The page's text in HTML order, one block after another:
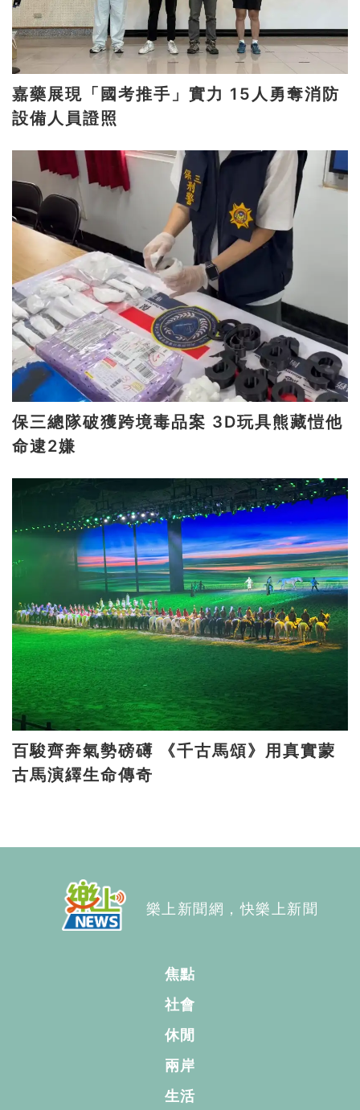
嘉藥展現「國考推手」實力 15人勇奪消防
設備人員證照
保三總隊破獲跨境毒品案 3D玩具熊藏愷他
命逮2嫌
百駿齊奔氣勢磅礡 《千古馬頌》用真實蒙
古馬演繹生命傳奇
樂上新聞網，快樂上新聞
焦點
社會
休閒
兩岸
生活